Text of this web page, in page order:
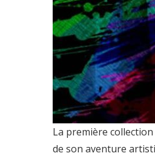
La première
de son aventure